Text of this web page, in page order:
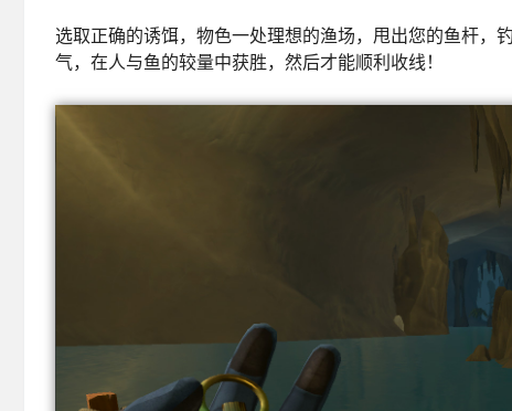
选取正确的诱饵，物色一处理想的渔场，甩出您的鱼杆，
气，在人与鱼的较量中获胜，然后才能顺利收线！